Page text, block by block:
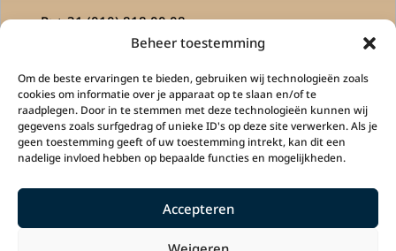
Beheer toestemming
Om de beste ervaringen te bieden, gebruiken wij technologieën zoals
cookies om informatie over je apparaat op te slaan en/of te
raadplegen. Door in te stemmen met deze technologieën kunnen wij
gegevens zoals surfgedrag of unieke ID's op deze site verwerken. Als je
geen toestemming geeft of uw toestemming intrekt, kan dit een
nadelige invloed hebben op bepaalde functies en mogelijkheden.
Accepteren
P:+ 31 (010) 818 00 08
info@msportsofficial.com
VOLG ONS OP
M Sports is een onderdeel is van